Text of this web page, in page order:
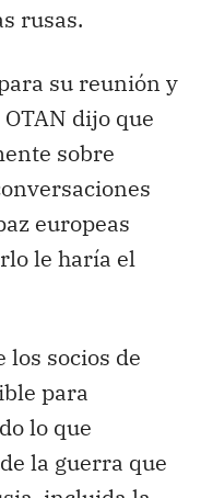
rusas.
su reunión y
dijo que
sobre
europeas
le haría el
los socios de
para
lo que
la guerra que